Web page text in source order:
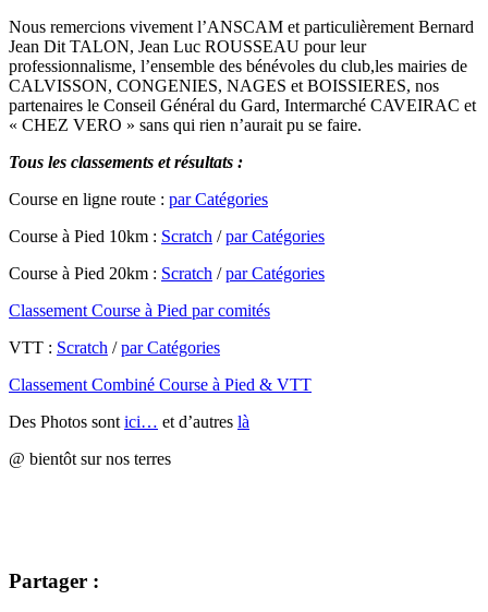
Nous remercions vivement l’ANSCAM et particulièrement Bernard
Jean Dit TALON, Jean Luc ROUSSEAU pour leur
professionnalisme, l’ensemble des bénévoles du club,les mairies de
CALVISSON, CONGENIES, NAGES et BOISSIERES, nos
partenaires le Conseil Général du Gard, Intermarché CAVEIRAC et
« CHEZ VERO » sans qui rien n’aurait pu se faire.
Tous les classements et résultats :
Course en ligne route : par Catégories
Course à Pied 10km : Scratch /par Catégories
Course à Pied 20km : Scratch /par Catégories
Classement Course à Pied par comités
VTT : Scratch /par Catégories
Classement Combiné Course à Pied & VTT
Des Photos sont ici… et d’autres là
@ bientôt sur nos terres
Partager :